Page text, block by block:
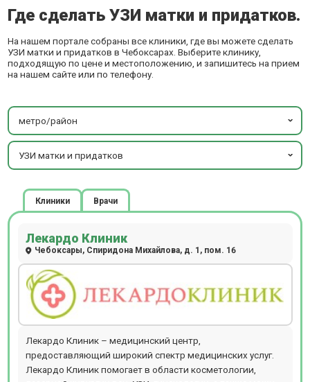
Где сделать УЗИ матки и придатков.
На нашем портале собраны все клиники, где вы можете сделать
УЗИ матки и придатков в Чебоксарах. Выберите клинику,
подходящую по цене и местоположению, и запишитесь на прием
на нашем сайте или по телефону.
метро/район
УЗИ матки и придатков
Клиники Врачи
Лекардо Клиник
Чебоксары, Спиридона Михайлова, д. 1, пом. 16
Лекардо Клиник – медицинский центр,
предоставляющий широкий спектр медицинских услуг.
Лекардо Клиник помогает в области косметологии,